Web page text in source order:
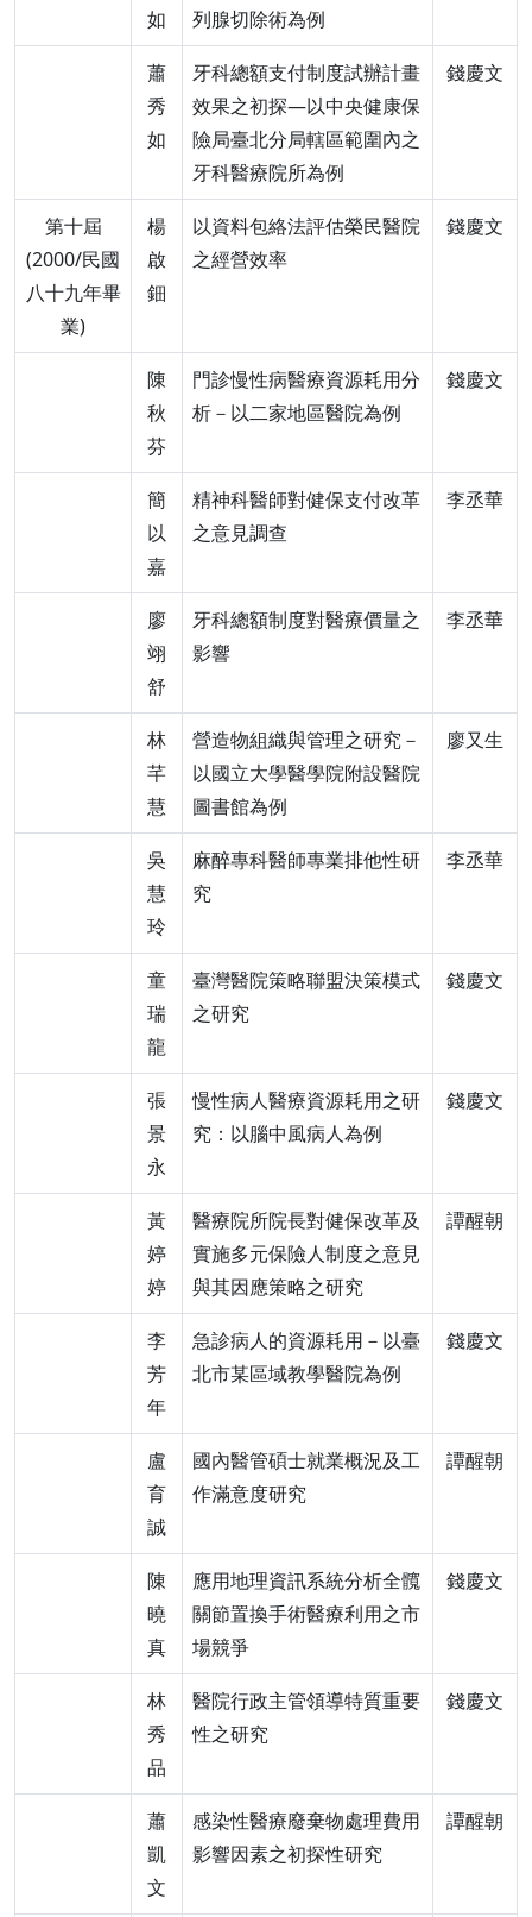
如
列腺切除術為例
蕭
秀
如
牙科總額支付制度試辦計畫
效果之初探—以中央健康保
險局臺北分局轄區範圍內之
牙科醫療院所為例
錢慶文
第十屆
(2000/民國
八十九年畢
業)
楊
啟
鈿
以資料包絡法評估榮民醫院
之經營效率
錢慶文
陳
秋
芬
門診慢性病醫療資源耗用分
析－以二家地區醫院為例
錢慶文
簡
以
嘉
精神科醫師對健保支付改革
之意見調查
李丞華
廖
翊
舒
牙科總額制度對醫療價量之
影響
李丞華
林
芊
慧
營造物組織與管理之研究－
以國立大學醫學院附設醫院
圖書館為例
廖又生
吳
慧
玲
麻醉專科醫師專業排他性研
究
李丞華
童
瑞
龍
臺灣醫院策略聯盟決策模式
之研究
錢慶文
張
景
永
慢性病人醫療資源耗用之研
究：以腦中風病人為例
錢慶文
黃
婷
婷
醫療院所院長對健保改革及
實施多元保險人制度之意見
與其因應策略之研究
譚醒朝
李
芳
年
急診病人的資源耗用－以臺
北市某區域教學醫院為例
錢慶文
盧
育
誠
國內醫管碩士就業概況及工
作滿意度研究
譚醒朝
陳
曉
真
應用地理資訊系統分析全髖
關節置換手術醫療利用之市
場競爭
錢慶文
林
秀
品
醫院行政主管領導特質重要
性之研究
錢慶文
蕭
凱
文
感染性醫療廢棄物處理費用
影響因素之初探性研究
譚醒朝